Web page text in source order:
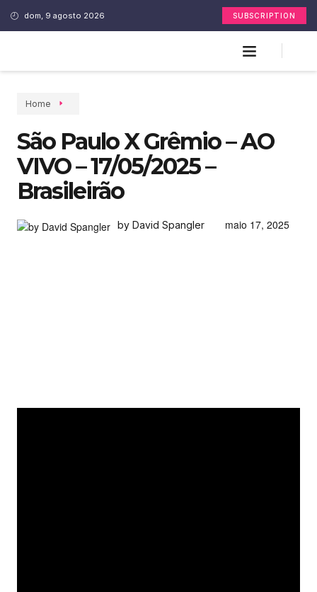
dom, 9 agosto 2026 SUBSCRIPTION
Home
São Paulo X Grêmio – AO
VIVO – 17/05/2025 –
Brasileirão
by David Spangler maio 17, 2025